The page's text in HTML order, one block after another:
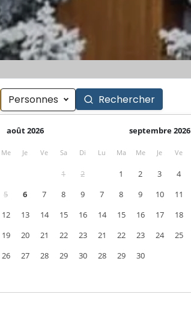
août 2026
Me Je Ve Sa Di
1
2
5 6 7 8
9
12 13 14 15
16
19 20 21 22
23
26 27 28 29
30
septembre 2026
Lu Ma Me Je Ve
1 2 3 4
7
8 9 10 11
14
15 16 17 18
21
22 23 24 25
28
29 30
Personnes Rechercher
Les 3 Vallées Meribel